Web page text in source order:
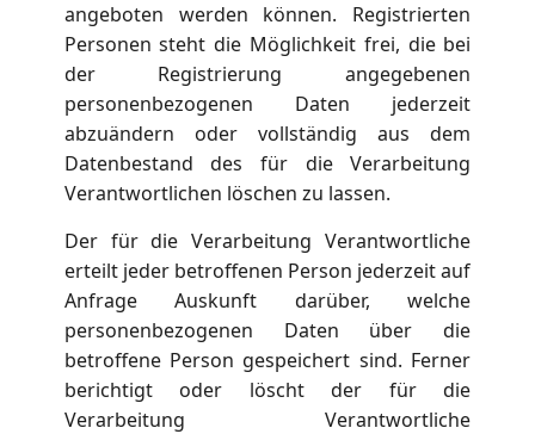
angeboten werden können. Registrierten
Personen steht die Möglichkeit frei, die bei
der Registrierung angegebenen
personenbezogenen Daten jederzeit
abzuändern oder vollständig aus dem
Datenbestand des für die Verarbeitung
Verantwortlichen löschen zu lassen.
Der für die Verarbeitung Verantwortliche
erteilt jeder betroffenen Person jederzeit auf
Anfrage Auskunft darüber, welche
personenbezogenen Daten über die
betroffene Person gespeichert sind. Ferner
berichtigt oder löscht der für die
Verarbeitung Verantwortliche